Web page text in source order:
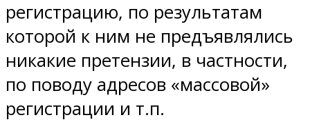
регистрацию, по результатам
которой к ним не предъявлялись
никакие претензии, в частности,
по поводу адресов «массовой»
регистрации и т.п.